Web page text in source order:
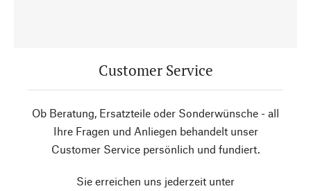
Customer Service
Ob Beratung, Ersatzteile oder Sonderwünsche - all
Ihre Fragen und Anliegen behandelt unser
Customer Service persönlich und fundiert.
Sie erreichen uns jederzeit unter